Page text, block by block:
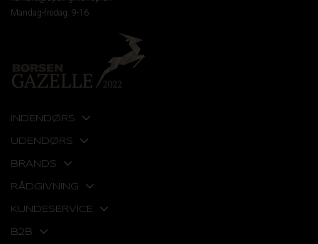
Mandag-fredag: 9-16
INDENDØRS
UDENDØRS
BRANDS
RÅDGIVNING
KUNDESERVICE
B2B